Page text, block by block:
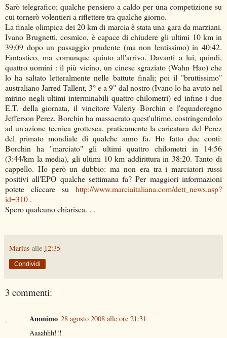
Sarò telegrafico; qualche pensiero a caldo per una competizione su
cui tornerò volentieri a riflettere tra qualche giorno.
La finale olimpica dei 20 km di marcia è stata una gara da marziani.
Ivano Brugnetti, cosmico, è capace di chiudere gli ultimi 10 km in
39:09 dopo un passaggio prudente (ma non lentissimo) in 40:42.
Fantastico, ma comunque quinto all'arrivo. Davanti a lui, quindi,
quattro uomini : il più vicino, un cinese sgraziato (Wahn Hao) che
lo ha saltato letteralmente nelle battute finali; poi il "bruttissimo"
australiano Jarred Tallent, 3° e a 9" dal nostro (Ivano lo ha avuto nel
mirino negli ultimi interminabili quattro chilometri) ed infine i due
E.T. della giornata, il vincitore Valeriy Borchin e l'equadoregno
Jefferson Perez. Borchin ha massacrato quest'ultimo, costringendolo
ad un'azione tecnica grottesca, praticamente la caricatura del Perez
del primato mondiale di qualche anno fa. Ho fatto due conti:
Borchin ha "marciato" gli ultimi quattro chilometri in 14:56
(3:44/km la media), gli ultimi 10 km addirittura in 38:20. Tanto di
cappello. Ho però un dubbio: ma non era tra i marciatori russi
positivi all'EPO qualche settimana fa? Per maggiori informazioni
potete cliccare su http://www.marciaitaliana.com/dett_news.asp?
id=310 .
Spero qualcuno chiarisca. . .
Marius alle 12:35
Condividi
3 commenti:
Anonimo 28 agosto 2008 alle ore 21:31
Aaaahhh!!!